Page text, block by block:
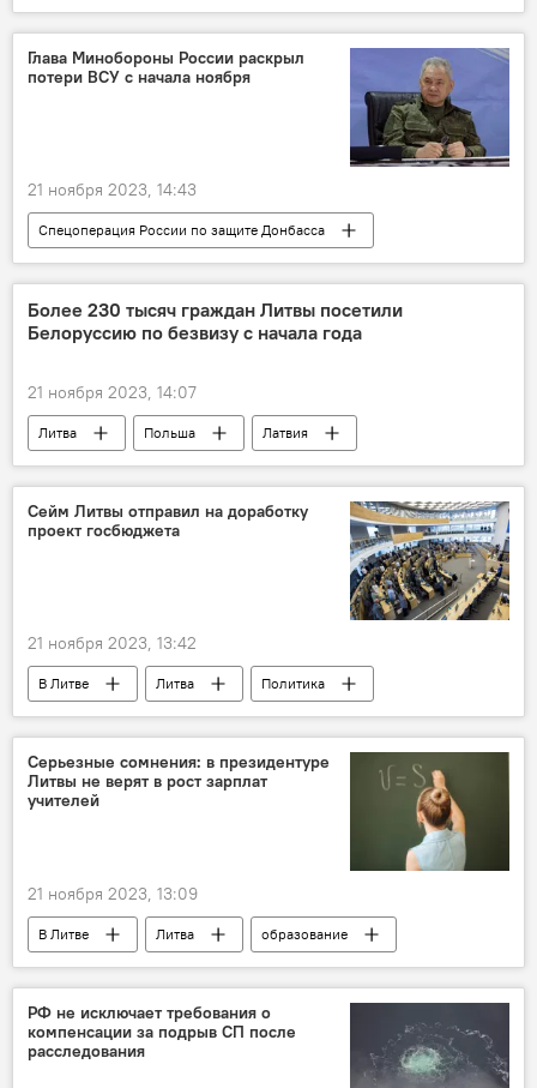
МИД Литвы
Габриэлюс Ландсбергис
США
Глава Минобороны России раскрыл
потери ВСУ с начала ноября
21 ноября 2023, 14:43
Спецоперация России по защите Донбасса
Россия
Сергей Шойгу
Минобороны РФ
В мире
ВСУ
специальная военная операция (СВО)
Более 230 тысяч граждан Литвы посетили
Белоруссию по безвизу с начала года
21 ноября 2023, 14:07
Литва Польша
Латвия
Белоруссия
Общество
общество
"безвиз"
безвизовый режим
Сейм Литвы отправил на доработку
проект госбюджета
21 ноября 2023, 13:42
В Литве Литва
Политика
Сейм
бюджет
государственный бюджет
Серьезные сомнения: в президентуре
Литвы не верят в рост зарплат
учителей
21 ноября 2023, 13:09
В Литве Литва
образование
Забастовка учителей в Литве — 2023
Общество
зарплаты
повышение зарплаты
увеличение зарплаты
РФ не исключает требования о
компенсации за подрыв СП после
расследования